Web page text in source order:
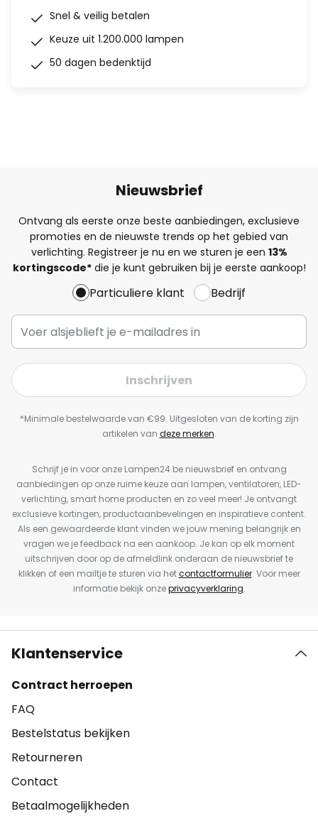
Snel & veilig betalen
Keuze uit 1.200.000 lampen
50 dagen bedenktijd
Nieuwsbrief
Ontvang als eerste onze beste aanbiedingen, exclusieve
promoties en de nieuwste trends op het gebied van
verlichting. Registreer je nu en we sturen je een 13%
kortingscode*die je kunt gebruiken bij je eerste aankoop!
Particuliere klant Bedrijf
Inschrijven
*Minimale bestelwaarde van €99. Uitgesloten van de korting zijn
artikelen van deze merken.
Schrijf je in voor onze Lampen24.be nieuwsbrief en ontvang
aanbiedingen op onze ruime keuze aan lampen, ventilatoren, LED-
verlichting, smart home producten en zo veel meer! Je ontvangt
exclusieve kortingen, productaanbevelingen en inspiratieve content.
Als een gewaardeerde klant vinden we jouw mening belangrijk en
vragen we je feedback na een aankoop. Je kan op elk moment
uitschrijven door op de afmeldlink onderaan de nieuwsbrief te
klikken of een mailtje te sturen via hetcontactformulier. Voor meer
informatie bekijk onzeprivacyverklaring.
Klantenservice
Contract herroepen
FAQ
Bestelstatus bekijken
Retourneren
Contact
Betaalmogelijkheden